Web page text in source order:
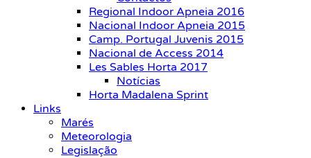
Regional Indoor Apneia 2016
Nacional Indoor Apneia 2015
Camp. Portugal Juvenis 2015
Nacional de Access 2014
Les Sables Horta 2017
Notícias
Horta Madalena Sprint
Links
Marés
Meteorologia
Legislação